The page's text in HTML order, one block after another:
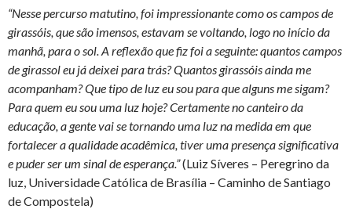
“Nesse percurso matutino, foi impressionante como os campos de
girassóis, que são imensos, estavam se voltando, logo no início da
manhã, para o sol. A reflexão que fiz foi a seguinte: quantos campos
de girassol eu já deixei para trás? Quantos girassóis ainda me
acompanham? Que tipo de luz eu sou para que alguns me sigam?
Para quem eu sou uma luz hoje? Certamente no canteiro da
educação, a gente vai se tornando uma luz na medida em que
fortalecer a qualidade acadêmica, tiver uma presença significativa
e puder ser um sinal de esperança.”(Luiz Síveres – Peregrino da
luz, Universidade Católica de Brasília – Caminho de Santiago
de Compostela)